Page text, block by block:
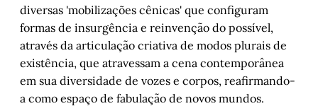
diversas 'mobilizações cênicas' que configuram
formas de insurgência e reinvenção do possível,
através da articulação criativa de modos plurais de
existência, que atravessam a cena contemporânea
em sua diversidade de vozes e corpos, reafirmando-
a como espaço de fabulação de novos mundos.